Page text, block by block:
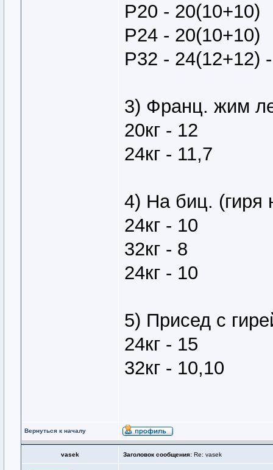
Р20 - 20(10+10)
Р24 - 20(10+10)
Р32 - 24(12+12)
3) Франц. жим
20кг - 12
24кг - 11,7
4) На биц. (гиря
24кг - 10
32кг - 8
24кг - 10
5) Присед с
24кг - 15
32кг - 10,10
Вернуться к началу
vasek Заголовок сообщения: Re: vasek